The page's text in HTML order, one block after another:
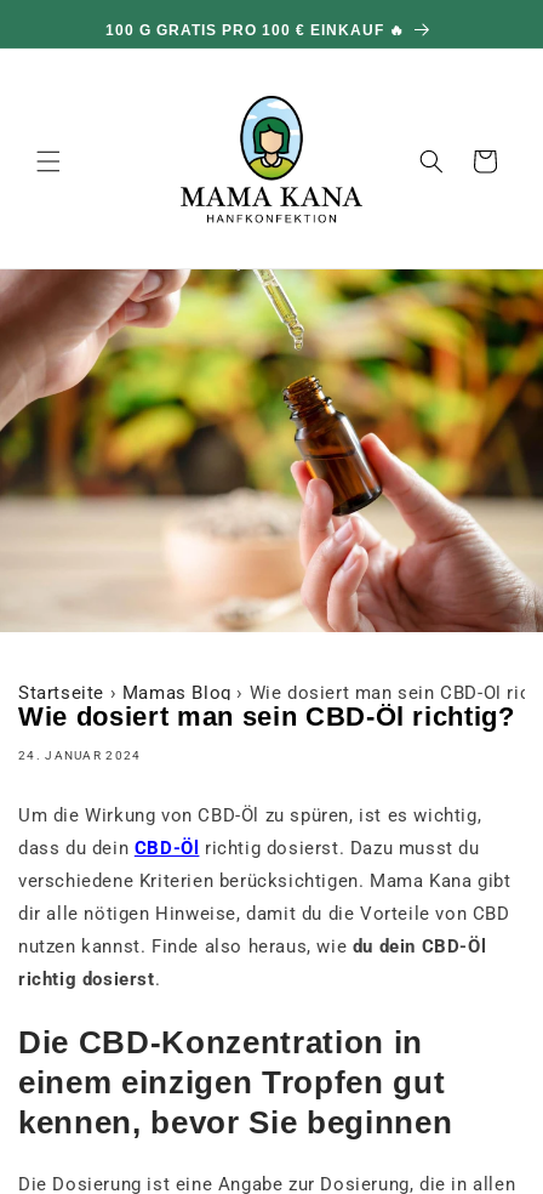
100 G GRATIS PRO 100 € EINKAUF 🔥
Warenkorb
Startseite › Mamas Blog › Wie dosiert man sein CBD-Öl
Wie dosiert man sein CBD-Öl richtig?
24. JANUAR 2024
Um die Wirkung von CBD-Öl zu spüren, ist es wichtig,
dass du dein CBD-Öl
richtig dosierst. Dazu musst du
verschiedene Kriterien berücksichtigen. Mama Kana gibt
dir alle nötigen Hinweise, damit du die Vorteile von CBD
nutzen kannst. Finde also heraus, wie du dein CBD-Öl
richtig dosierst.
Die CBD-Konzentration in
einem einzigen Tropfen gut
kennen, bevor Sie beginnen
Die Dosierung ist eine Angabe zur Dosierung, die in allen